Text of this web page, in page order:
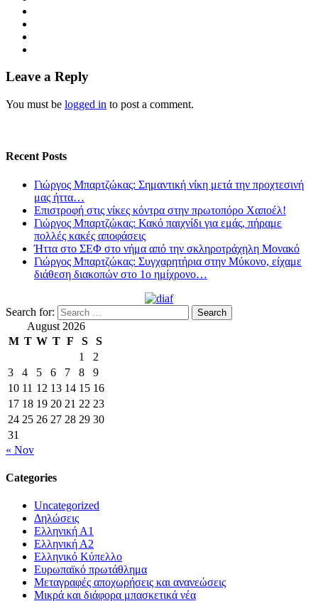
Leave a Reply
You must be logged in to post a comment.
Recent Posts
Γιώργος Μπαρτζώκας: Σημαντική νίκη μετά την προχτεσινή
μας ήττα…
Επιστροφή στις νίκες κόντρα στην πρωτοπόρο Χαποέλ!
Γιώργος Μπαρτζώκας: Κακό παιχνίδι για εμάς, πήραμε
πολλές κακές αποφάσεις
Ήττα στο ΣΕΦ στο νήμα από την σκληροτράχηλη Μονακό
Γιώργος Μπαρτζώκας: Συγχαρητήρια στην Μύκονο, είχαμε
διάθεση διακοπών στο 1ο ημίχρονο…
Search for:
August 2026
M T W T F S
S
1
2
3
4 5 6 7 8
9
10 11 12 13 14 15 16
17 18 19 20 21 22 23
24 25 26 27 28 29 30
31
« Nov
Categories
Uncategorized
Δηλώσεις
Ελληνική Α1
Ελληνική Α2
Ελληνικό Κύπελλο
Ευρωπαϊκό πρωτάθλημα
Μεταγραφές αποχωρήσεις και ανανεώσεις
Μικρά και διάφορα μπασκετικά νέα